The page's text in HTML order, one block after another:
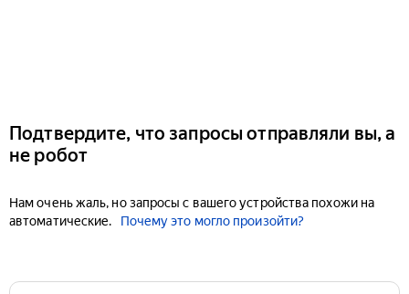
Подтвердите, что запросы отправляли вы, а
не робот
Нам очень жаль, но запросы с вашего устройства похожи на
автоматические.
Почему это могло произойти?